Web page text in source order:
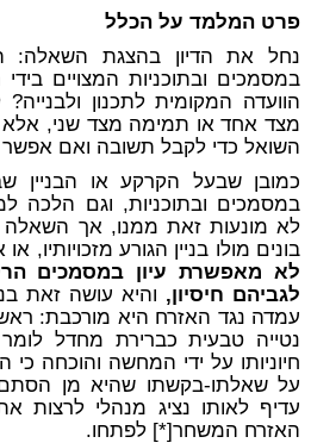
פרט המלמד על הכלל
נחל את הדיון בהצגת השאלה:
במסמכים ובתוכניות המצויים
הוועדה המקומית לתכנון
מצד אחד או תמימה מצד שני, אלא
השואל כדי לקבל תשובה ואם
כמובן שבעל הקרקע או הבניין
במסמכים ובתוכניות, וגם הלכה
לא מונעות זאת ממנו, אך השאלה
בונים מולו בניין הגורע מזכויותיו, או
לא מאפשרת עיון במסמכים
לגביהם חיסיון, והיא עושה זאת
עמדה נגד האזרח היא מורכבת:
נטייה טבעית כברירת מחדל
חיוניותו על ידי המחשה והוכחה כי
על שאלתו-בקשתו שהיא מן
עדיף לאותו נציג מנהלי
האזרח המשחר[*] לפתחו.